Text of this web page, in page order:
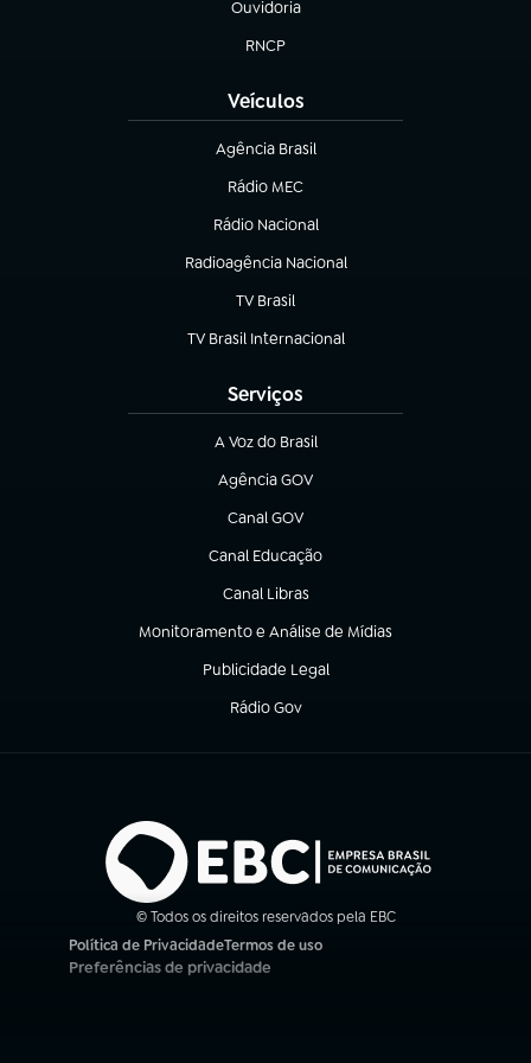
Ouvidoria
(abre em nova aba)
RNCP
(abre em nova aba)
Veículos
Agência Brasil
(abre em nova aba)
Rádio MEC
Rádio Nacional
(abre em nova aba)
Radioagência Nacional
(abre em nova aba)
TV Brasil
(abre em nova aba)
TV Brasil Internacional
(abre em nova aba)
Serviços
A Voz do Brasil
(abre em nova aba)
Agência GOV
(abre em nova aba)
Canal GOV
(abre em nova aba)
Canal Educação
(abre em nova aba)
Canal Libras
(abre em nova aba)
Monitoramento e Análise de Mídias
(abre em nova aba)
Publicidade Legal
(abre em nova aba)
Rádio Gov
(abre em nova aba)
© Todos os direitos reservados pela EBC
Política de Privacidade
(abre em nova aba)
Termos de uso
(abre em nova aba)
Preferências de privacidade